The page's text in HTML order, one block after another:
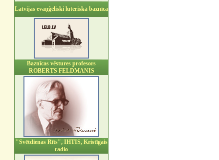
Latvijas evaņģēliski luteriskā baznīca
Baznīcas vēstures profesors
ROBERTS FELDMANIS
"Svētdienas Rīts", IHTIS, Kristīgais
radio